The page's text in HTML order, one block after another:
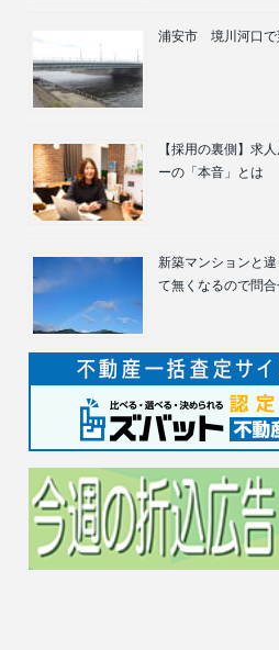
浦安市 境川河口で
【採用の裏側】求
ーの「本音」とは
新築マンションと
て無くなるので問